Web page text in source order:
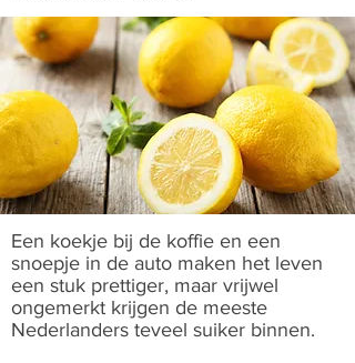
Een koekje bij de koffie en een
snoepje in de auto maken het leven
een stuk prettiger, maar vrijwel
ongemerkt krijgen de meeste
Nederlanders teveel suiker binnen.